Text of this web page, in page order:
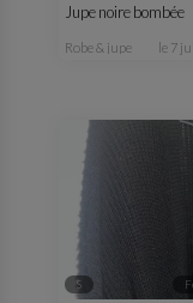
Jupe noire bombée
robe & jupe le 7
S